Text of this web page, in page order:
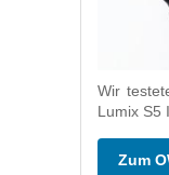
Wir
Lumix S5
Zum